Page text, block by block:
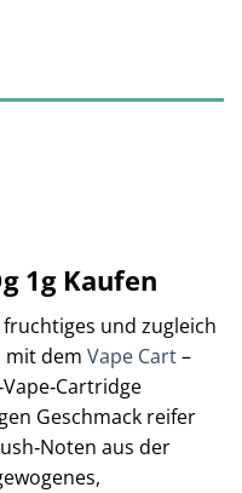
1g Kaufen
und zugleich
mit dem Vape Cart–
Geschmack reifer
aus der